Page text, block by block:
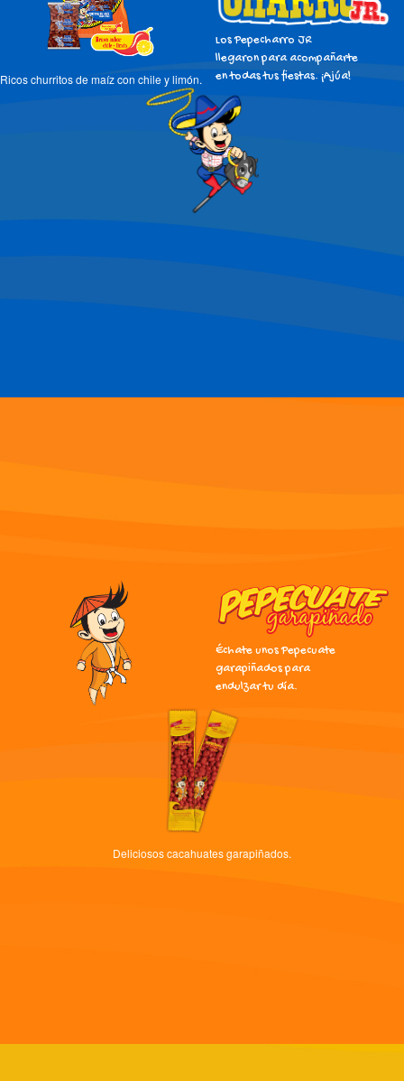
Ricos churritos de maíz con chile y limón.
Los Pepecharro JR
llegaron para acompañarte
en todas tus fiestas. ¡Ajúa!
Échate unos Pepecuate
garapiñados para
endulzar tu día.
Deliciosos cacahuates garapiñados.